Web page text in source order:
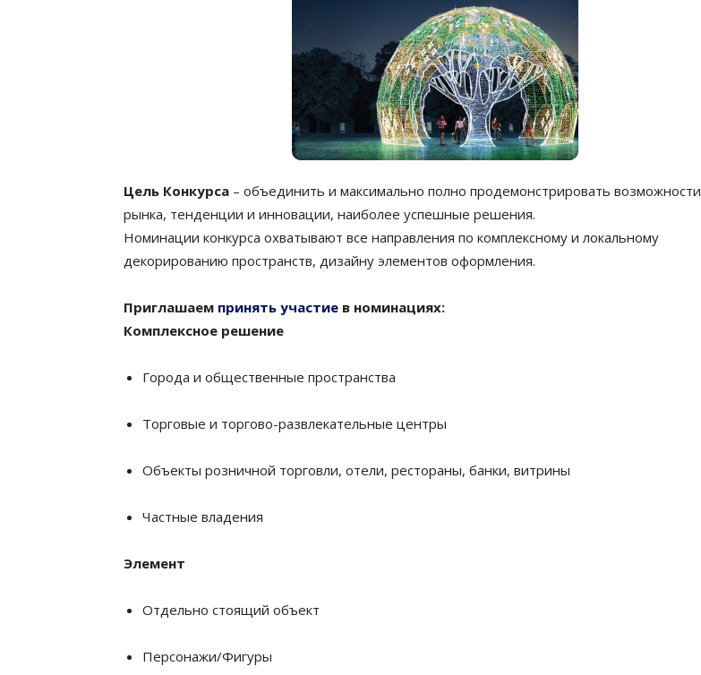
Цель Конкурса – объединить и максимально полно продемонстрировать возможности
рынка, тенденции и инновации, наиболее успешные решения.
Номинации конкурса охватывают все направления по комплексному и локальному
декорированию пространств, дизайну элементов оформления.
Приглашаем принять участие в номинациях:
Комплексное решение
Города и общественные пространства
Торговые и торгово-развлекательные центры
Объекты розничной торговли, отели, рестораны, банки, витрины
Частные владения
Элемент
Отдельно стоящий объект
Персонажи/Фигуры